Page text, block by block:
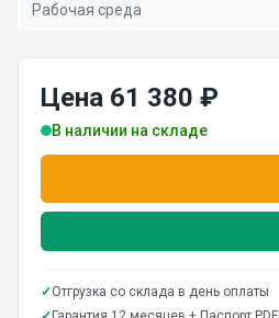
Рабочая среда
Цена 61 380 ₽
В наличии на складе
✓Отгрузка со склада в день оплаты